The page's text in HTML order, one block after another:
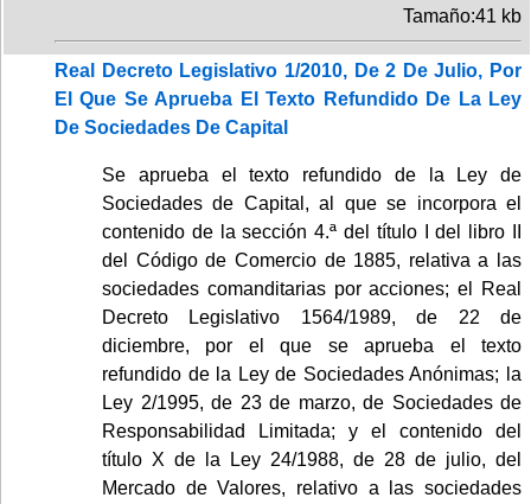
Tamaño:41 kb
Real Decreto Legislativo 1/2010, De 2 De Julio, Por
El Que Se Aprueba El Texto Refundido De La Ley
De Sociedades De Capital
Se aprueba el texto refundido de la Ley de
Sociedades de Capital, al que se incorpora el
contenido de la sección 4.ª del título I del libro II
del Código de Comercio de 1885, relativa a las
sociedades comanditarias por acciones; el Real
Decreto Legislativo 1564/1989, de 22 de
diciembre, por el que se aprueba el texto
refundido de la Ley de Sociedades Anónimas; la
Ley 2/1995, de 23 de marzo, de Sociedades de
Responsabilidad Limitada; y el contenido del
título X de la Ley 24/1988, de 28 de julio, del
Mercado de Valores, relativo a las sociedades